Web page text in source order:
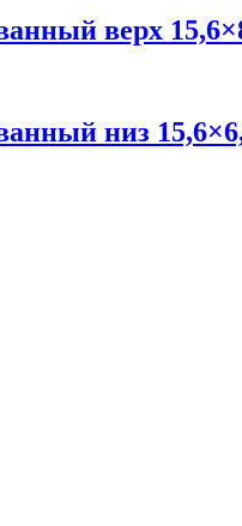
верх
низ